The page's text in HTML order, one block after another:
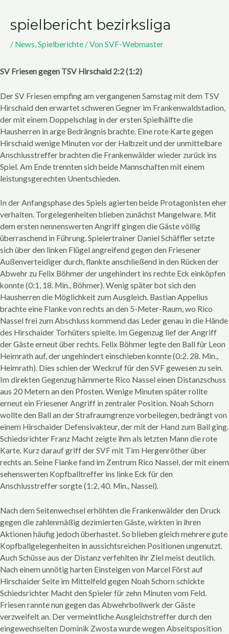
spielbericht bezirksliga
/ News,Spielberichte / VonSVF-Webmaster
SV Friesen gegen TSV Hirschaid 2:2 (1:2)
Der SV Friesen empfing am vergangenen Samstag mit dem TSV
Hirschaid den erwartet schweren Gegner im Frankenwaldstadion,
der mit einem Doppelschlag in der ersten Spielhälfte die
Hausherren in arge Bedrängnis brachte. Eine rote Karte gegen
Hirschaid wenige Minuten vor der Halbzeit und der unmittelbare
Anschlusstreffer brachten die Frankenwälder wieder zurück ins
Spiel. Am Ende trennten sich beide Mannschaften mit einem
leistungsgerechten Unentschieden.
In der Anfangsphase des Spiels agierten beide Protagonisten eher
verhalten. Torgelegenheiten blieben zunächst Mangelware. Mit
dem ersten nennenswerten Angriff gingen die Gäste völlig
überraschend in Führung. Spielertrainer Daniel Schäffler setzte
sich über den linken Flügel angreifend gegen den Friesener
Außenverteidiger durch, flankte anschließend in den Rücken der
Abwehr zu Felix Böhmer der ungehindert ins rechte Eck einköpfen
konnte (0:1, 18. Min., Böhmer). Wenig später bot sich den
Hausherren die Möglichkeit zum Ausgleich. Bastian Appelius
brachte eine Flanke von rechts an den 5-Meter-Raum, wo Rico
Nassel frei zum Abschluss kommend das Leder genau in die Hände
des Hirschaider Torhüters spielte. Im Gegenzug lief der Angriff
der Gäste erneut über rechts. Felix Böhmer legte den Ball für Leon
Heimrath auf, der ungehindert einschieben konnte (0:2. 28. Min.,
Heimrath). Dies schien der Weckruf für den SVF gewesen zu sein.
Im direkten Gegenzug hämmerte Rico Nassel einen Distanzschuss
aus 20 Metern an den Pfosten. Wenige Minuten später rollte
erneut ein Friesener Angriff in zentraler Position. Noah Schorn
wollte den Ball an der Strafraumgrenze vorbeilegen, bedrängt von
einem Hirschaider Defensivakteur, der mit der Hand zum Ball ging.
Schiedsrichter Franz Macht zeigte ihm als letzten Mann die rote
Karte. Kurz darauf griff der SVF mit Tim Hergenröther über
rechts an. Seine Flanke fand im Zentrum Rico Nassel, der mit einem
sehenswerten Kopfballtreffer ins linke Eck für den
Anschlusstreffer sorgte (1:2, 40. Min., Nassel).
Nach dem Seitenwechsel erhöhten die Frankenwälder den Druck
gegen die zahlenmäßig dezimierten Gäste, wirkten in ihren
Aktionen häufig jedoch überhastet. So blieben gleich mehrere gute
Kopfballgelegenheiten in aussichtsreichen Positionen ungenutzt.
Auch Schüsse aus der Distanz verfehlten ihr Ziel meist deutlich.
Nach einem unnötig harten Einsteigen von Marcel Först auf
Hirschaider Seite im Mittelfeld gegen Noah Schorn schickte
Schiedsrichter Macht den Spieler für zehn Minuten vom Feld.
Friesen rannte nun gegen das Abwehrbollwerk der Gäste
verzweifelt an. Der vermeintliche Ausgleichstreffer durch den
eingewechselten Dominik Zwosta wurde wegen Abseitsposition